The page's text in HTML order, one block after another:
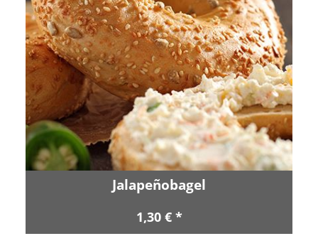
Jalapeñobagel
1,30 € *